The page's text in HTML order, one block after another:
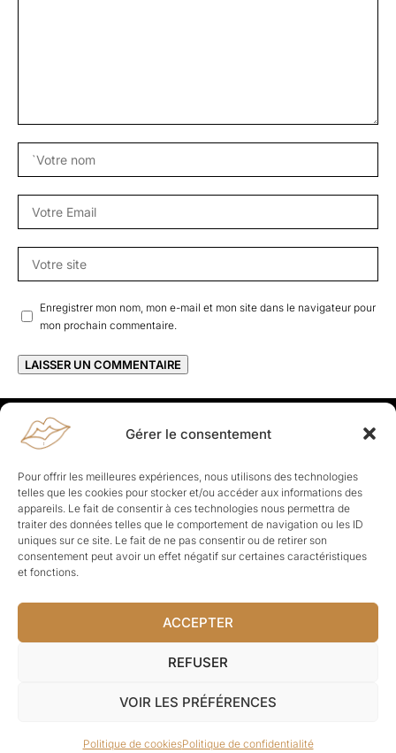
Gérer le consentement
Pour offrir les meilleures expériences, nous utilisons des technologies
telles que les cookies pour stocker et/ou accéder aux informations des
appareils. Le fait de consentir à ces technologies nous permettra de
traiter des données telles que le comportement de navigation ou les ID
uniques sur ce site. Le fait de ne pas consentir ou de retirer son
consentement peut avoir un effet négatif sur certaines caractéristiques
et fonctions.
ACCEPTER
REFUSER
VOIR LES PRÉFÉRENCES
Politique de cookiesPolitique de confidentialité
Enregistrer mon nom, mon e-mail et mon site dans le navigateur pour
mon prochain commentaire.
Rapporteuses
À propos de Rapporteuses :Rapporteuses, c’est l’histoire de
Parisiennes, bien dans leurs baskets qui aiment rapporter ce qui leur
cause, leur apporte et leur rapporte !
Les Topics
Société Politique Business Culture
Sport
Lifestyle
–CGV–À-propos–Contact